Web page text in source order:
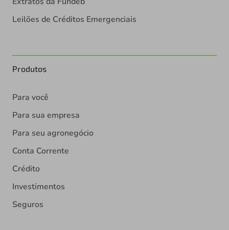
Leilões de Créditos Emergenciais
Produtos
Para você
Para sua empresa
Para seu agronegócio
Conta Corrente
Crédito
Investimentos
Seguros